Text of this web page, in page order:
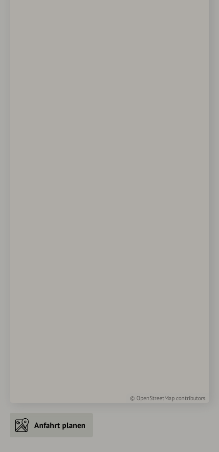
© OpenStreetMap contributors
Anfahrt planen